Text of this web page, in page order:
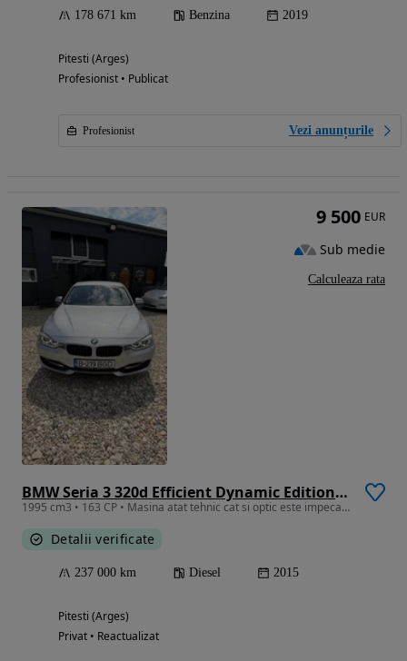
178 671 km Benzina 2019
Pitesti (Arges)
Profesionist • Publicat
Profesionist Vezi anunțurile
BMW Seria 3 320d Efficient Dynamic Edition Sport-Aut.
1995 cm3 • 163 CP • Masina atat tehnic cat si optic este impecabila interior foarte bine.
Detalii verificate
237 000 km Diesel 2015
Pitesti (Arges)
Privat • Reactualizat
9 500 EUR
Sub medie
Calculeaza rata